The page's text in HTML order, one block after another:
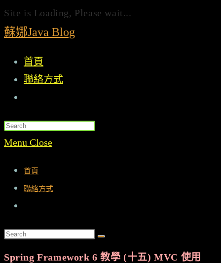
Site is Loading, Please wait...
Skip
content
蘇娜Java Blog
首頁
聯絡方式
search
Menu Close
首頁
聯絡方式
search
Spring Framework 6 教學 (十五) MVC 使用